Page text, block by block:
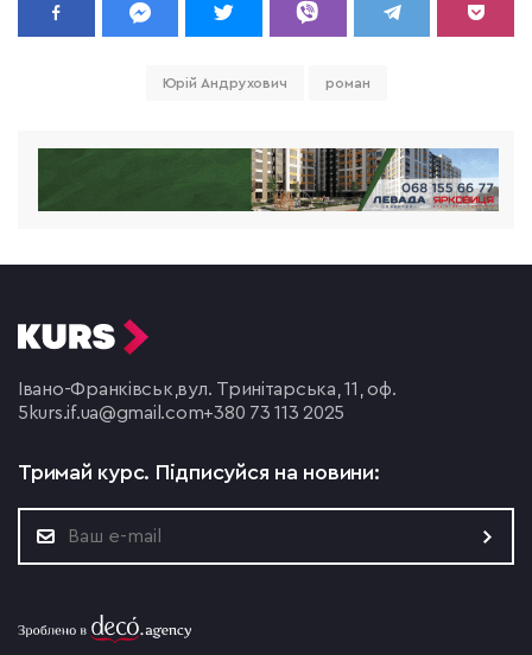
Юрій Андрухович роман
Івано-Франківськ, вул. Тринітарська, 11, оф.
5 kurs.if.ua@gmail.com+380 73 113 2025
Тримай курс. Підписуйся на новини: